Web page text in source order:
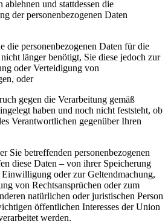
ablehnen und stattdessen die
der personenbezogenen Daten
personenbezogenen Daten für die
länger benötigt, Sie diese jedoch zur
oder Verteidigung von
oder
gegen die Verarbeitung gemäß
haben und noch nicht feststeht, ob
Verantwortlichen gegenüber Ihren
Sie betreffenden personenbezogenen
diese Daten – von ihrer Speicherung
oder zur Geltendmachung,
von Rechtsansprüchen oder zum
natürlichen oder juristischen Person
öffentlichen Interesses der Union
werden.